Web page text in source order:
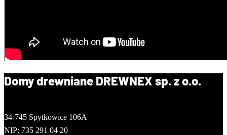
Domy drewniane DREWNEX sp. z o.o.
34-745 Spytkowice 106A
NIP: 735 291 04 20